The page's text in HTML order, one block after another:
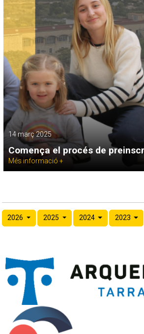
14 març 2025
Comença el procés de
Més informació +
2026 2025 2024 2023